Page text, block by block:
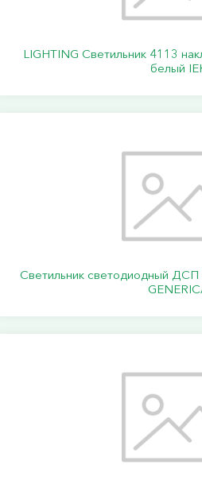
LIGHTING Светильник 4113
белый
Светильник светодиодный